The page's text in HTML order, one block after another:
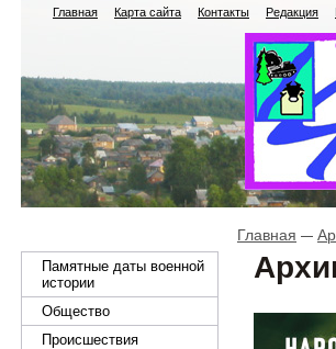
Главная Карта сайта Контакты Редакция
Памятные даты военной
истории
Общество
Происшествия
Главная